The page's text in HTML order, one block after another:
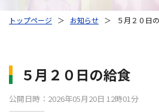
トップページ ＞ お知らせ ＞ ５月２０日
５月２０日の給食
公開日時：2026年05月20日 12時01分